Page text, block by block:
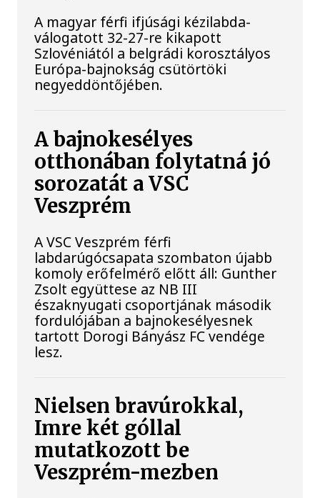
A magyar férfi ifjúsági kézilabda-
válogatott 32-27-re kikapott
Szlovéniától a belgrádi korosztályos
Európa-bajnokság csütörtöki
negyeddöntőjében.
A bajnokesélyes
otthonában folytatná jó
sorozatát a VSC
Veszprém
A VSC Veszprém férfi
labdarúgócsapata szombaton újabb
komoly erőfelmérő előtt áll: Gunther
Zsolt együttese az NB III
északnyugati csoportjának második
fordulójában a bajnokesélyesnek
tartott Dorogi Bányász FC vendége
lesz.
Nielsen bravúrokkal,
Imre két góllal
mutatkozott be
Veszprém-mezben